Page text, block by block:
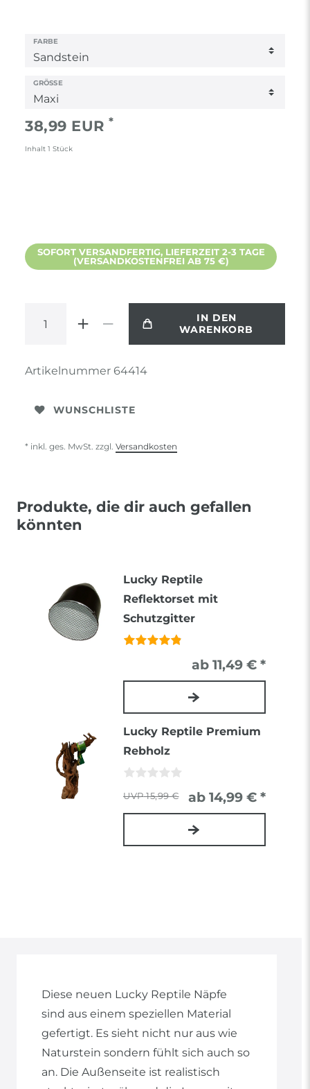
FARBE
GRÖSSE
38,99 EUR *
Inhalt 1 Stück
SOFORT VERSANDFERTIG, LIEFERZEIT 2-3 TAGE
(VERSANDKOSTENFREI AB 75 €)
IN DEN
WARENKORB
Artikelnummer 64414
WUNSCHLISTE
* inkl. ges. MwSt. zzgl. Versandkosten
Produkte, die dir auch gefallen
könnten
Lucky Reptile
Reflektorset mit
Schutzgitter
ab 11,49 € *
Lucky Reptile Premium
Rebholz
15,99 € ab 14,99 € *
Diese neuen Lucky Reptile Näpfe
sind aus einem speziellen Material
gefertigt. Es sieht nicht nur aus wie
Naturstein sondern fühlt sich auch so
an. Die Außenseite ist realistisch